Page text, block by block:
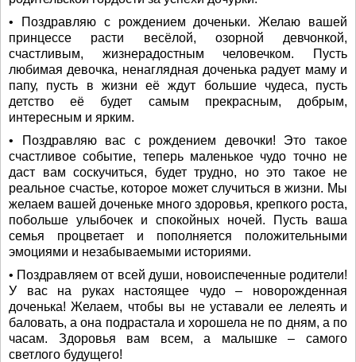
• Поздравляю с рождением доченьки. Желаю вашей
принцессе расти весёлой, озорной девчонкой,
счастливым, жизнерадостным человечком. Пусть
любимая девочка, ненаглядная доченька радует маму и
папу, пусть в жизни её ждут большие чудеса, пусть
детство её будет самым прекрасным, добрым,
интересным и ярким.
• Поздравляю вас с рождением девочки! Это такое
счастливое событие, теперь маленькое чудо точно не
даст вам соскучиться, будет трудно, но это такое не
реальное счастье, которое может случиться в жизни. Мы
желаем вашей доченьке много здоровья, крепкого роста,
побольше улыбочек и спокойных ночей. Пусть ваша
семья процветает и пополняется положительными
эмоциями и незабываемыми историями.
• Поздравляем от всей души, новоиспеченные родители!
У вас на руках настоящее чудо – новорожденная
доченька! Желаем, чтобы вы не уставали ее лелеять и
баловать, а она подрастала и хорошела не по дням, а по
часам. Здоровья вам всем, а малышке – самого
светлого будущего!